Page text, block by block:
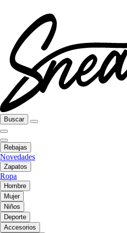
Buscar
Rebajas
Novedades
Zapatos
Ropa
Hombre
Mujer
Niños
Deporte
Accesorios